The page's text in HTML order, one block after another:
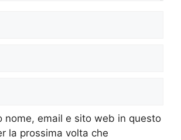
nome, email e sito web in questo
la prossima volta che